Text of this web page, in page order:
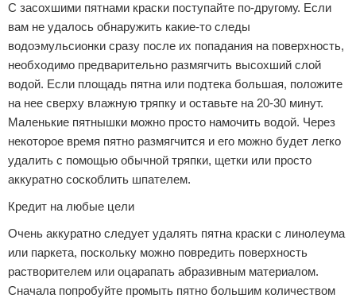
С засохшими пятнами краски поступайте по-другому. Если
вам не удалось обнаружить какие-то следы
водоэмульсионки сразу после их попадания на поверхность,
необходимо предварительно размягчить высохший слой
водой. Если площадь пятна или подтека большая, положите
на нее сверху влажную тряпку и оставьте на 20-30 минут.
Маленькие пятнышки можно просто намочить водой. Через
некоторое время пятно размягчится и его можно будет легко
удалить с помощью обычной тряпки, щетки или просто
аккуратно соскоблить шпателем.
Кредит на любые цели
Очень аккуратно следует удалять пятна краски с линолеума
или паркета, поскольку можно повредить поверхность
растворителем или оцарапать абразивным материалом.
Сначала попробуйте промыть пятно большим количеством